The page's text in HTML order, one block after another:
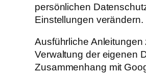
persönlichen
Einstellungen verändern.
Ausführliche Anleitungen
Verwaltung der eigenen
Zusammenhang mit